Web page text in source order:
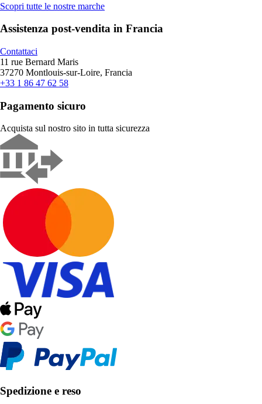
Scopri tutte le nostre marche
Assistenza post-vendita in Francia
Contattaci
11 rue Bernard Maris
37270 Montlouis-sur-Loire, Francia
+33 1 86 47 62 58
Pagamento sicuro
Acquista sul nostro sito in tutta sicurezza
Spedizione e reso